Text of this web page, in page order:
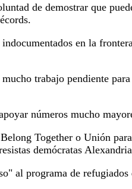
de demostrar que
en la
trabajo pendiente
números mucho
Together o Unión
demócratas
al programa de